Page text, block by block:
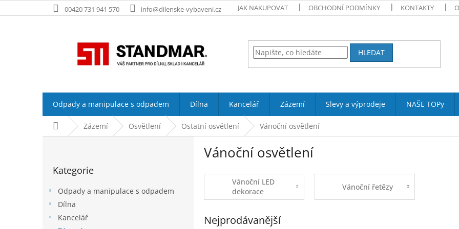
na
00420 731 941 570 info@dilenske-vybaveni.cz JAK NAKUPOVAT OBCHODNÍ PODMÍNKY KONTAKTY
HLEDAT
Odpady a manipulace s odpadem Dílna Kancelář Zázemí Slevy a výprodeje NAŠE TOPy
Domů Zázemí Osvětlení Ostatní osvětlení Vánoční osvětlení
kategorie
Kategorie
Odpady a manipulace s odpadem
Dílna
Kancelář
Vánoční osvětlení
Vánoční LED
dekorace
Vánoční řetězy
Nejprodávanější